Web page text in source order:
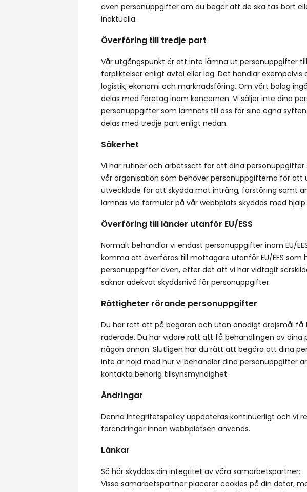
även personuppgifter om du begär att de ska tas bort
inaktuella.
Överföring till tredje part
Vår utgångspunkt är att inte lämna ut personuppgifter
förpliktelser enligt avtal eller lag. Det handlar
logistik, ekonomi och marknadsföring. Om vårt bolag
delas med företag inom koncernen. Vi säljer inte dina
personuppgifter som lämnats till oss för sina egna
delas med tredje part enligt nedan.
Säkerhet
Vi har rutiner och arbetssätt för att dina
vår organisation som behöver personuppgifterna för
utvecklade för att skydda mot intrång, förstöring samt
lämnas via formulär på vår webbplats skyddas med
Överföring till länder utanför EU/ESS
Normalt behandlar vi endast personuppgifter inom EU/
komma att överföras till mottagare utanför EU/EES som
personuppgifter även, efter det att vi har vidtagit
saknar adekvat skyddsnivå för personuppgifter.
Rättigheter rörande personuppgifter
Du har rätt att på begäran och utan onödigt dröjsmål
raderade. Du har vidare rätt att få behandlingen av
någon annan. Slutligen har du rätt att begära att dina
inte är nöjd med hur vi behandlar dina personuppgifter
kontakta behörig tillsynsmyndighet.
Ändringar
Denna Integritetspolicy uppdateras kontinuerligt och vi
förändringar innan webbplatsen används.
Länkar
Så här skyddas din integritet av våra samarbetspartner:
Vissa samarbetspartner placerar cookies på din dator,